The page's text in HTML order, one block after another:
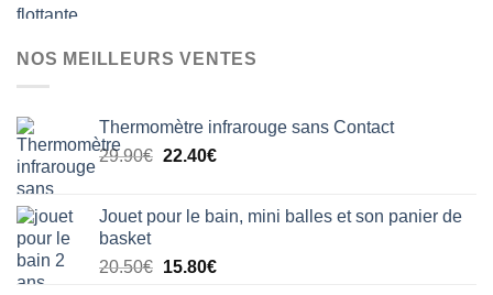
NOS MEILLEURS VENTES
Thermomètre infrarouge sans Contact
29.90€ Le
était :
22.40€Le
est :
Jouet pour le bain, mini balles et son panier de
basket
20.50€ Le
15.80€Le